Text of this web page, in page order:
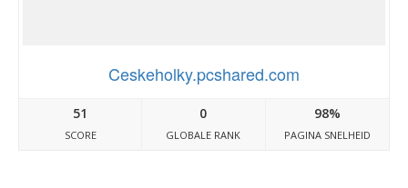
Ceskeholky.pcshared.com
51
SCORE
0
GLOBALE RANK
98%
PAGINA SNELHEID